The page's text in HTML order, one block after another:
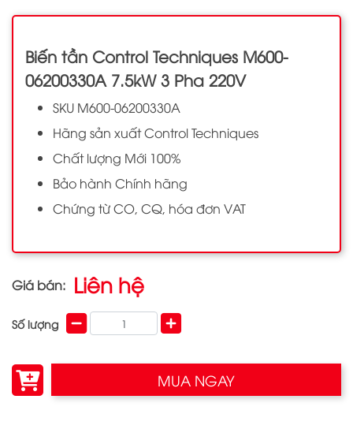
Biến tần Control Techniques M600-
06200330A 7.5kW 3 Pha 220V
SKU M600-06200330A
Hãng sản xuất Control Techniques
Chất lượng Mới 100%
Bảo hành Chính hãng
Chứng từ CO, CQ, hóa đơn VAT
Giá bán: Liên hệ
Số lượng
MUA NGAY